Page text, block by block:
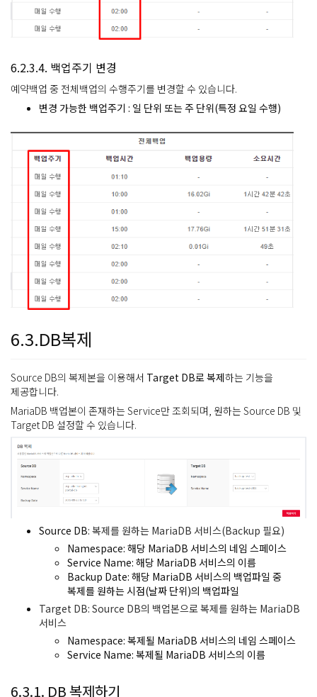
6.2.3.4. 백업주기 변경
예약백업 중 전체백업의 수행주기를 변경할 수 있습니다.
변경 가능한 백업주기 : 일 단위 또는 주 단위(특정 요일 수행)
6.3.DB복제
Source DB의 복제본을 이용해서 Target DB로 복제하는 기능을
제공합니다.
MariaDB 백업본이 존재하는 Service만 조회되며, 원하는 Source DB 및
Target DB 설정할 수 있습니다.
Source DB: 복제를 원하는 MariaDB 서비스(Backup 필요)
Namespace: 해당 MariaDB 서비스의 네임 스페이스
Service Name: 해당 MariaDB 서비스의 이름
Backup Date: 해당 MariaDB 서비스의 백업파일 중
복제를 원하는 시점(날짜 단위)의 백업파일
Target DB: Source DB의 백업본으로 복제를 원하는 MariaDB
서비스
Namespace: 복제될 MariaDB 서비스의 네임 스페이스
Service Name: 복제될 MariaDB 서비스의 이름
6.3.1. DB 복제하기